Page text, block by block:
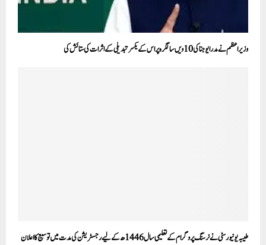
وزیر اعظم نے مدرا یوجنا کی 10 ویں سالگرہ پر اس کے یکسر تبدیلی کے اثرات کی ستائش کی
طیبہ یونیورسٹی نے نرسنگ پروگرام کے تعلیمی سال 1446ھ کے لیے رجسٹریشن کی مدت میں توسیع کا اعلان